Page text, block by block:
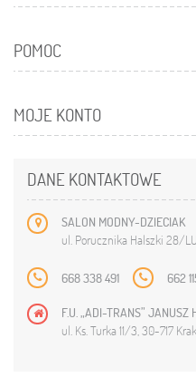
POMOC
MOJE KONTO
DANE KONTAKTOWE
SALON MODNY-DZIECIAK
ul. Porucznika Halszki 28/
668 338 491 662
F.U. „ADI-TRANS” JANUSZ
ul. Ks. Turka 11/3, 30-717